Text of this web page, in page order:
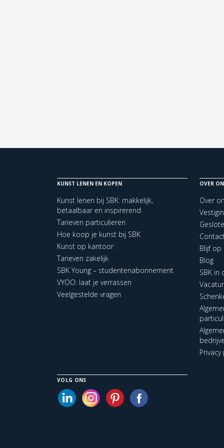
KUNST LENEN EN KOPEN
Kunst lenen bij SBK: makkelijk,
betaalbaar en inspirerend
Tarieven particulieren
Hoe koop je kunst bij SBK
Kunst op kantoor
Tarieven zakelijk
SBK Young – studentenabonnement
VYOO: laat je verrassen
Veelgestelde vragen
OVER
Over
Blijf op
Blog
SBK in
VOLG ONS